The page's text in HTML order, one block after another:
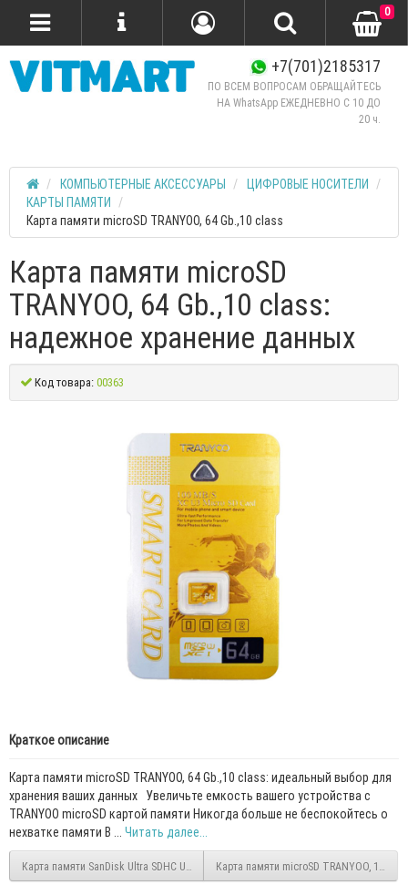
+7(701)2185317
ПО ВСЕМ ВОПРОСАМ ОБРАЩАЙТЕСЬ
НА WhatsApp ЕЖЕДНЕВНО C 10 ДО
20 ч.
0
КОМПЬЮТЕРНЫЕ АКСЕССУАРЫ
ЦИФРОВЫЕ НОСИТЕЛИ
КАРТЫ ПАМЯТИ
Карта памяти microSD TRANYOO, 64 Gb.,10 class
Карта памяти microSD
TRANYOO, 64 Gb.,10 class:
надежное хранение данных
Код товара:00363
Краткое описание
Карта памяти microSD TRANYOO, 64 Gb.,10 class: идеальный выбор для
хранения ваших данных Увеличьте емкость вашего устройства с
TRANYOO microSD картой памяти Никогда больше не беспокойтесь о
нехватке памяти В ... Читать далее...
Карта памяти SanDisk Ultra SDHC UHS-I, 32Гб
Карта памяти microSD TRANYOO, 128